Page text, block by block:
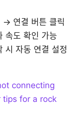
→ 연결 버튼 클릭
속도 확인 가능
시 자동 연결 설정
connecting
for a rock